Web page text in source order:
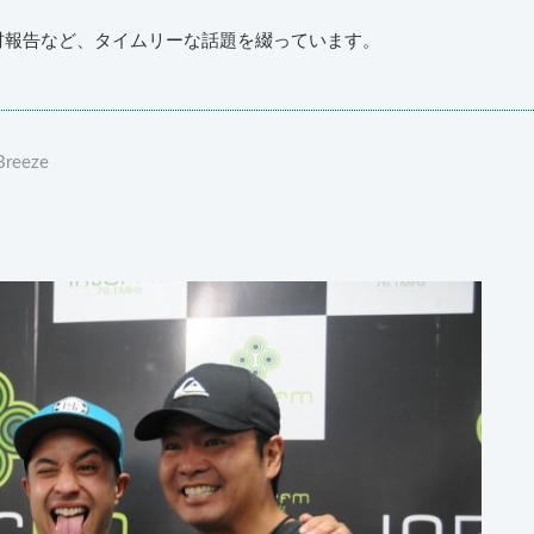
告など、タイムリーな話題を綴っています。